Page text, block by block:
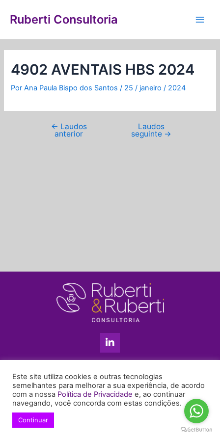
para
conteúdo
Ruberti Consultoria
4902 AVENTAIS HBS 2024
PorAna Paula Bispo dos Santos/ 25 / janeiro / 2024
de
← Laudos
anterior
Laudos
seguinte →
L
i
n
e
d
i
n
+55 11 99655-6439
enyruberti@ruberticonsultoria.com.br
Este site utiliza cookies e outras tecnologias
semelhantes para melhorar a sua experiência, de acordo
com a nossa Política de Privacidade e, ao continuar
navegando, você concorda com estas condições.
Continuar